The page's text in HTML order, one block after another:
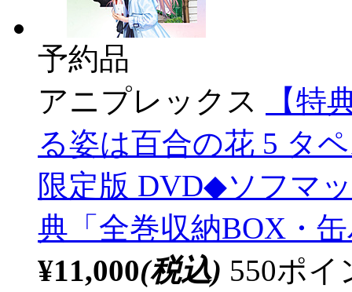
予約品
アニプレックス
【特
る姿は百合の花 5 タ
限定版 DVD◆ソフマ
典「全巻収納BOX・
¥11,000(税込) 550ポ